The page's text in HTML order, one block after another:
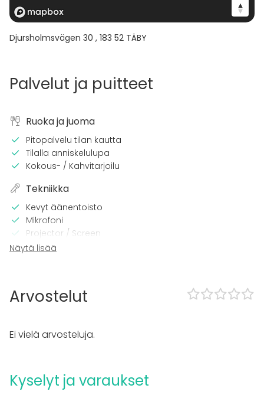
Djursholmsvägen 30 , 183 52 TÄBY
Palvelut ja puitteet
Ruoka ja juoma
Pitopalvelu tilan kautta
Tilalla anniskelulupa
Kokous- / Kahvitarjoilu
Tekniikka
Kevyt äänentoisto
Mikrofoni
Projector / Screen
Wi-Fi
Tilaan kuuluu
Exclusive use of venue
Can bring a band
Parking available
Näytä lisää
Arvostelut
Ei vielä arvosteluja.
Kyselyt ja varaukset